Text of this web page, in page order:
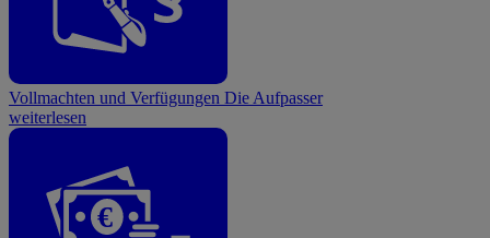
Vollmachten und Verfügungen Die Aufpasser
weiterlesen
€